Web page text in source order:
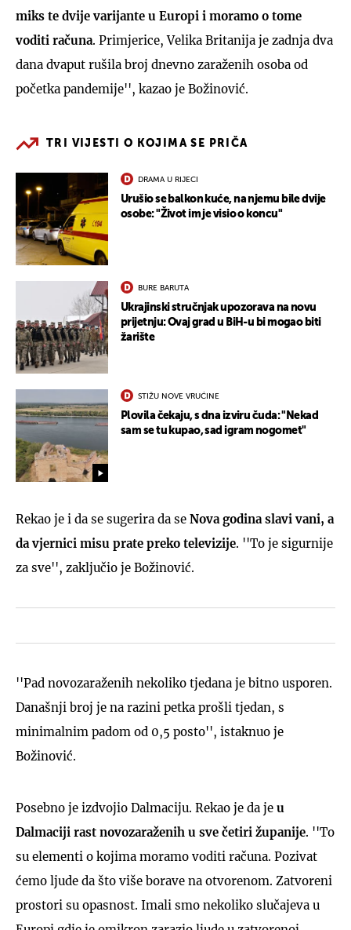
miks te dvije varijante u Europi i moramo o tome
voditi računa. Primjerice, Velika Britanija je zadnja dva
dana dvaput rušila broj dnevno zaraženih osoba od
početka pandemije'', kazao je Božinović.
TRI VIJESTI O KOJIMA SE PRIČA
DRAMA U RIJECI
Urušio se balkon kuće, na njemu bile dvije
osobe: "Život im je visio o koncu"
BURE BARUTA
Ukrajinski stručnjak upozorava na novu
prijetnju: Ovaj grad u BiH-u bi mogao biti
žarište
STIŽU NOVE VRUĆINE
Plovila čekaju, s dna izviru čuda: "Nekad
sam se tu kupao, sad igram nogomet"
Rekao je i da se sugerira da se Nova godina slavi vani, a
da vjernici misu prate preko televizije. ''To je sigurnije
za sve'', zaključio je Božinović.
''Pad novozaraženih nekoliko tjedana je bitno usporen.
Današnji broj je na razini petka prošli tjedan, s
minimalnim padom od 0,5 posto'', istaknuo je
Božinović.
Posebno je izdvojio Dalmaciju. Rekao je da je u
Dalmaciji rast novozaraženih u sve četiri županije. ''To
su elementi o kojima moramo voditi računa. Pozivat
ćemo ljude da što više borave na otvorenom. Zatvoreni
prostori su opasnost. Imali smo nekoliko slučajeva u